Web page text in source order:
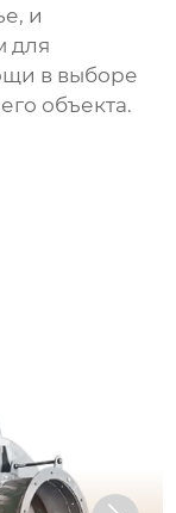
и
для
в выборе
объекта.